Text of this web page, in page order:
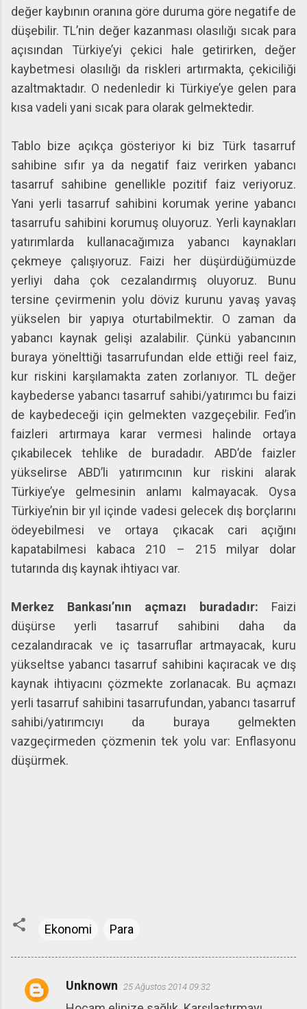
değer kaybının oranına göre duruma göre negatife de
düşebilir. TL’nin değer kazanması olasılığı sıcak para
açısından Türkiye’yi çekici hale getirirken, değer
kaybetmesi olasılığı da riskleri artırmakta, çekiciliği
azaltmaktadır. O nedenledir ki Türkiye’ye gelen para
kısa vadeli yani sıcak para olarak gelmektedir.
Tablo bize açıkça gösteriyor ki biz Türk tasarruf
sahibine sıfır ya da negatif faiz verirken yabancı
tasarruf sahibine genellikle pozitif faiz veriyoruz.
Yani yerli tasarruf sahibini korumak yerine yabancı
tasarrufu sahibini korumuş oluyoruz. Yerli kaynakları
yatırımlarda kullanacağımıza yabancı kaynakları
çekmeye çalışıyoruz. Faizi her düşürdüğümüzde
yerliyi daha çok cezalandırmış oluyoruz. Bunu
tersine çevirmenin yolu döviz kurunu yavaş yavaş
yükselen bir yapıya oturtabilmektir. O zaman da
yabancı kaynak gelişi azalabilir. Çünkü yabancının
buraya yönelttiği tasarrufundan elde ettiği reel faiz,
kur riskini karşılamakta zaten zorlanıyor. TL değer
kaybederse yabancı tasarruf sahibi/yatırımcı bu faizi
de kaybedeceği için gelmekten vazgeçebilir. Fed’in
faizleri artırmaya karar vermesi halinde ortaya
çıkabilecek tehlike de buradadır. ABD’de faizler
yükselirse ABD’li yatırımcının kur riskini alarak
Türkiye’ye gelmesinin anlamı kalmayacak. Oysa
Türkiye’nin bir yıl içinde vadesi gelecek dış borçlarını
ödeyebilmesi ve ortaya çıkacak cari açığını
kapatabilmesi kabaca 210 – 215 milyar dolar
tutarında dış kaynak ihtiyacı var.
Merkez Bankası’nın açmazı buradadır: Faizi
düşürse yerli tasarruf sahibini daha da
cezalandıracak ve iç tasarruflar artmayacak, kuru
yükseltse yabancı tasarruf sahibini kaçıracak ve dış
kaynak ihtiyacını çözmekte zorlanacak. Bu açmazı
yerli tasarruf sahibini tasarrufundan, yabancı tasarruf
sahibi/yatırımcıyı da buraya gelmekten
vazgeçirmeden çözmenin tek yolu var: Enflasyonu
düşürmek.
Ekonomi Para
Y
Unknown 25 Ağustos 2014 09:32